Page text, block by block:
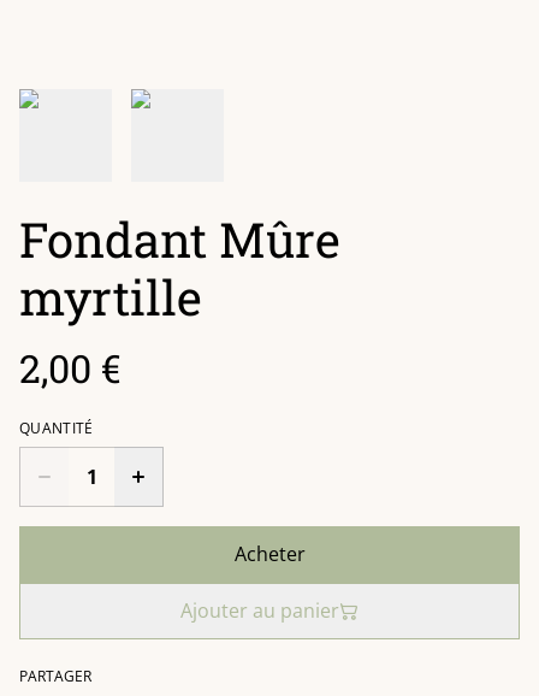
Fondant Mûre
myrtille
2,00 €
QUANTITÉ
Acheter
Ajouter au panier
PARTAGER